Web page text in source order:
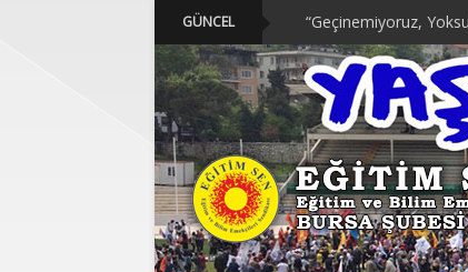
GÜNCEL “Geçinemiyoruz, Yoksulluğa